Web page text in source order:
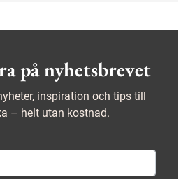
på nyhetsbrevet
inspiration och tips till
– helt utan kostnad.